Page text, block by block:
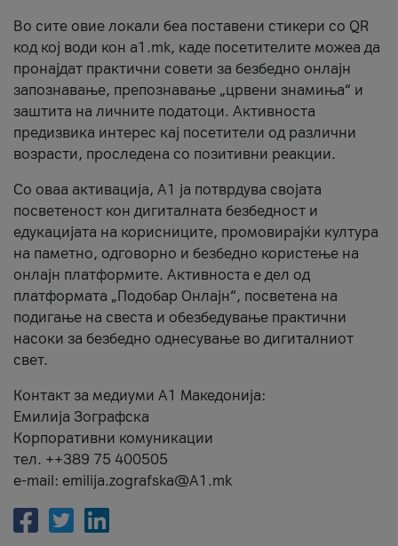
Во сите овие локали беа поставени стикери со QR
код кој води кон a1.mk, каде посетителите можеа да
пронајдат практични совети за безбедно онлајн
запознавање, препознавање „црвени знамиња“ и
заштита на личните податоци. Активноста
предизвика интерес кај посетители од различни
возрасти, проследена со позитивни реакции.
Со оваа активација, А1 ја потврдува својата
посветеност кон дигиталната безбедност и
едукацијата на корисниците, промовирајќи култура
на паметно, одговорно и безбедно користење на
онлајн платформите. Активноста е дел од
платформата „Подобар Онлајн“, посветена на
подигање на свеста и обезбедување практични
насоки за безбедно однесување во дигиталниот
свет.
Контакт за медиуми А1 Македонија:
Емилија Зографска
Корпоративни комуникации
тел. ++389 75 400505
e-mail: emilija.zografska@A1.mk